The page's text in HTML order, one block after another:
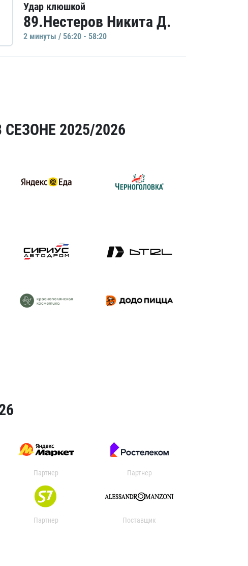
Удар клюшкой
89.Нестеров Никита Д.
2 минуты / 56:20 - 58:20
2025/2026
Партнер Партнер
Партнер Поставщик